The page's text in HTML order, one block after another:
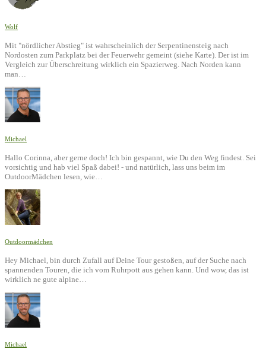
Wolf
Mit "nördlicher Abstieg" ist wahrscheinlich der Serpentinensteig nach
Nordosten zum Parkplatz bei der Feuerwehr gemeint (siehe Karte). Der ist im
Vergleich zur Überschreitung wirklich ein Spazierweg. Nach Norden kann
man…
Michael
Hallo Corinna, aber gerne doch! Ich bin gespannt, wie Du den Weg findest. Sei
vorsichtig und hab viel Spaß dabei! - und natürlich, lass uns beim im
OutdoorMädchen lesen, wie…
Outdoormädchen
Hey Michael, bin durch Zufall auf Deine Tour gestoßen, auf der Suche nach
spannenden Touren, die ich vom Ruhrpott aus gehen kann. Und wow, das ist
wirklich ne gute alpine…
Michael